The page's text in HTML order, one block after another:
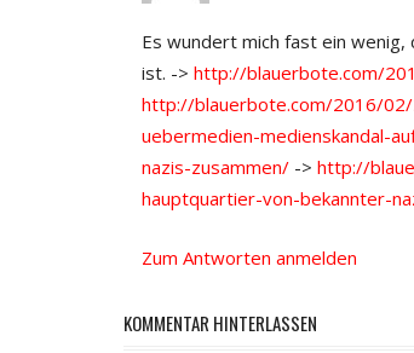
Es wundert mich fast ein wenig,
ist. -> http://blauerbote.com/
http://blauerbote.com/2016/
uebermedien-medienskandal-
nazis-zusammen/ -> http://
hauptquartier-von-bekannter-
Zum Antworten anmelden
KOMMENTAR HINTERLASSEN